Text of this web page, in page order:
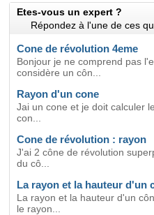
Etes-vous un expert ?
Répondez à l'une de ces
Cone de révolution 4eme
Bonjour je ne comprend pas
considère un côn...
Rayon d'un cone
Jai un cone et je doit calculer
con...
Cone de révolution : rayon
J'ai 2 cône de révolution
du cô...
La rayon et la hauteur d'un
La rayon et la hauteur d'un
le rayon...